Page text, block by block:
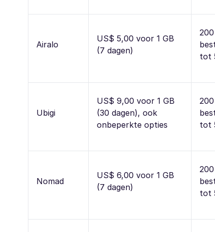
Airalo
US$ 5,00 voor 1 GB
(7 dagen)
tot
Ubigi
US$ 9,00 voor 1 GB
(30 dagen), ook
onbeperkte opties
tot
Nomad
US$ 6,00 voor 1 GB
(7 dagen)
tot